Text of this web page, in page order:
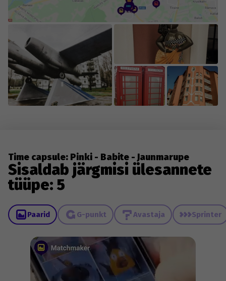
Time capsule: Pinki - Babite - Jaunmarupe
Sisaldab järgmisi ülesannete
tüüpe: 5
Paarid G-punkt Avastaja Sprinter